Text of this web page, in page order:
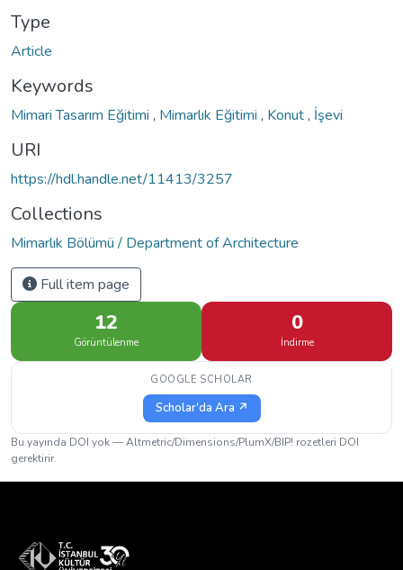
Type
Article
Keywords
Mimari Tasarım Eğitimi , Mimarlık Eğitimi , Konut, İşevi
URI
https://hdl.handle.net/11413/3257
Collections
Mimarlık Bölümü / Department of Architecture
Full item page
12
Görüntülenme
0
İndirme
GOOGLE SCHOLAR
Scholar'da Ara ↗
Bu yayında DOI yok — Altmetric/Dimensions/PlumX/BIP! rozetleri DOI
gerektirir.